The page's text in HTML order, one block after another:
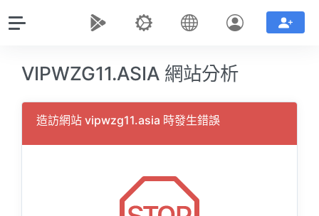
VIPWZG11.ASIA 網站分析
造訪網站 vipwzg11.asia 時發生錯誤